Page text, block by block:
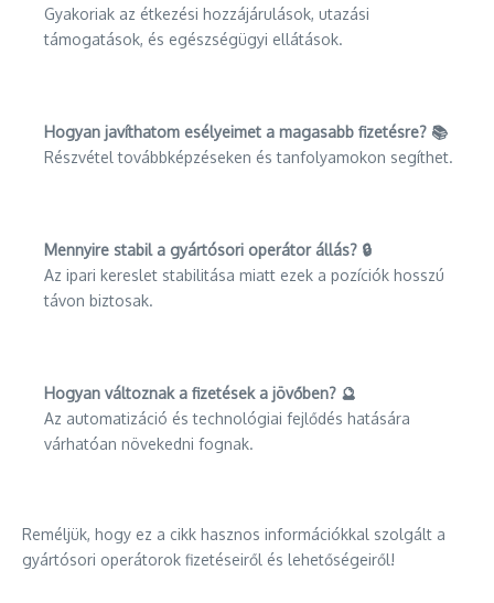
Gyakoriak az étkezési hozzájárulások, utazási
támogatások, és egészségügyi ellátások.
Hogyan javíthatom esélyeimet a magasabb fizetésre? 📚
Részvétel továbbképzéseken és tanfolyamokon segíthet.
Mennyire stabil a gyártósori operátor állás? 🔒
Az ipari kereslet stabilitása miatt ezek a pozíciók hosszú
távon biztosak.
Hogyan változnak a fizetések a jövőben? 🔮
Az automatizáció és technológiai fejlődés hatására
várhatóan növekedni fognak.
Reméljük, hogy ez a cikk hasznos információkkal szolgált a
gyártósori operátorok fizetéseiről és lehetőségeiről!